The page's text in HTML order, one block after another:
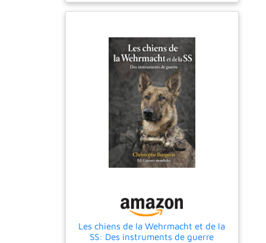
Les chiens de la Wehrmacht et de la
SS: Des instruments de guerre